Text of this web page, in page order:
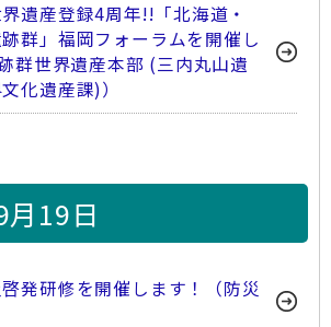
遺産登録4周年!!「北海道・
群」福岡フォーラムを開催し
群世界遺産本部 (三内丸山遺
化遺産課)）
19日
発研修を開催します！（防災